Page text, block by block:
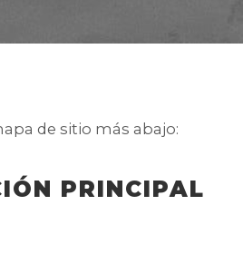
de sitio más abajo:
PRINCIPAL